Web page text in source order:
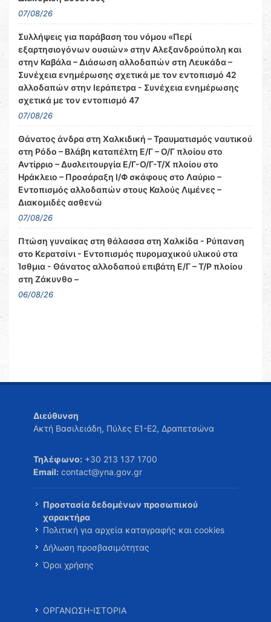
07/08/26
Συλλήψεις για παράβαση του νόμου «Περί
εξαρτησιογόνων ουσιών» στην Αλεξανδρούπολη και
στην Καβάλα – Διάσωση αλλοδαπών στη Λευκάδα –
Συνέχεια ενημέρωσης σχετικά με τον εντοπισμό 42
αλλοδαπών στην Ιεράπετρα - Συνέχεια ενημέρωσης
σχετικά με τον εντοπισμό 47
07/08/26
Θάνατος άνδρα στη Χαλκιδική – Τραυματισμός ναυτικού
στη Ρόδο – Βλάβη καταπέλτη Ε/Γ – Ο/Γ πλοίου στο
Αντίρριο – Δυσλειτουργία Ε/Γ-Ο/Γ-Τ/Χ πλοίου στο
Ηράκλειο – Προσάραξη Ι/Φ σκάφους στο Λαύριο –
Εντοπισμός αλλοδαπών στους Καλούς Λιμένες –
Διακομιδές ασθενώ
07/08/26
Πτώση γυναίκας στη θάλασσα στη Χαλκίδα - Ρύπανση
στο Κερατσίνι - Εντοπισμός πυρομαχικού υλικού στα
Ίσθμια - Θάνατος αλλοδαπού επιβάτη Ε/Γ – Τ/Ρ πλοίου
στη Ζάκυνθο –
06/08/26
Διεύθυνση
Ακτή Βασιλειάδη, Πύλες Ε1-Ε2, Δραπετσώνα
Τηλέφωνο: +30 213 137 1700
Email: contact@yna.gov.gr
Προστασία δεδομένων προσωπικού
χαρακτήρα
Πολιτική για αρχεία καταγραφής και cookies
Δήλωση προσβασιμότητας
Όροι χρήσης
ΟΡΓΑΝΩΣΗ-ΙΣΤΟΡΙΑ